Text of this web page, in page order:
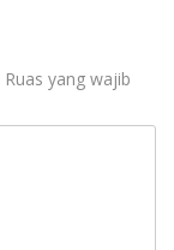
Ruas yang wajib